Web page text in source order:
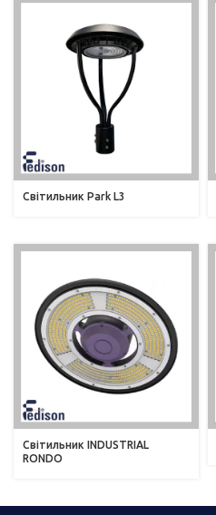
Світильник Park L3
Світильник INDUSTRIAL
RONDO